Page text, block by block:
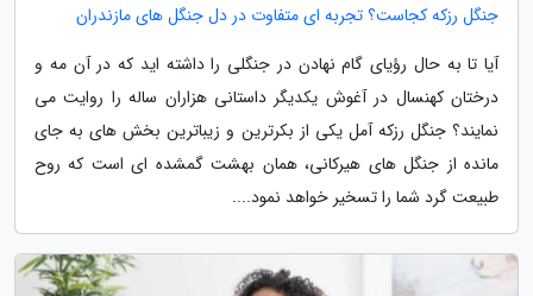
جنگل رزکه کجاست؟ تجربه ای متفاوت در دل جنگل های مازندران
آیا تا به حال رؤیای گام نهادن در جنگلی را داشته اید که در آن مه و
درختان کهنسال در آغوش یکدیگر داستانی هزاران ساله را روایت می
نمایند؟ جنگل رزکه آمل یکی از بکرترین و زیباترین بخش های به جای
مانده از جنگل های هیرکانی، همان بهشت گمشده ای است که روح
طبیعت گرد شما را تسخیر خواهد نمود....